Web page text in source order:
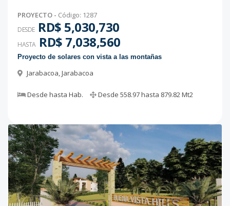
PROYECTO - Código: 1287
DESDE RD$ 5,030,730
HASTA RD$ 7,038,560
Proyecto de solares con vista a las montañas
Jarabacoa,Jarabacoa
Desde hasta Hab. Desde 558.97hasta 879.82Mt2